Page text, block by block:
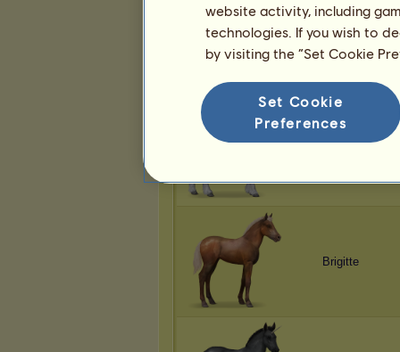
Brigitte
Brigitte
website activity, including
technologies. If you wish to
by visiting the “Set Cookie
Set Cookie
Preferences